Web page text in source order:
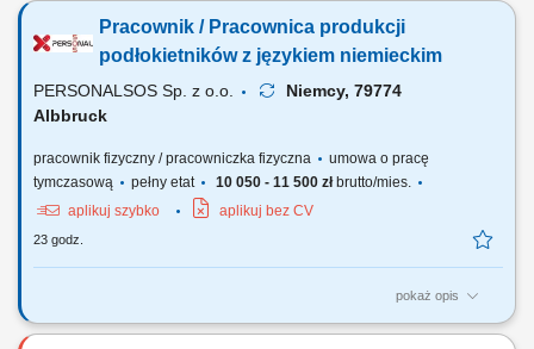
porządek i wsparcie bieżących prac na hali;
Pracownik / Pracownica produkcji
podłokietników z językiem niemieckim
PERSONALSOS Sp. z o.o.
Niemcy, 79774
Albbruck
pracownik fizyczny / pracowniczka fizyczna
umowa o pracę
tymczasową
pełny etat 10 050 - 11 500 złbrutto/mies.
aplikuj szybko
aplikuj bez CV
23 godz.
pokaż opis
Zadania: Praca przy produkcji elementów z pianki poliuretanowej W